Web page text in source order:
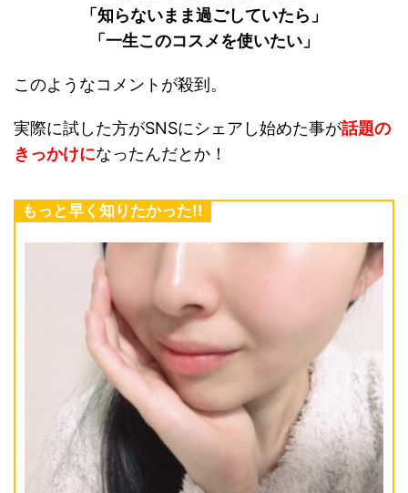
「知らないまま過ごしていたら」
「一生このコスメを使いたい」
このようなコメントが殺到。
実際に試した方がSNSにシェアし始めた事が話題の
きっかけになったんだとか！
もっと早く知りたかった!!